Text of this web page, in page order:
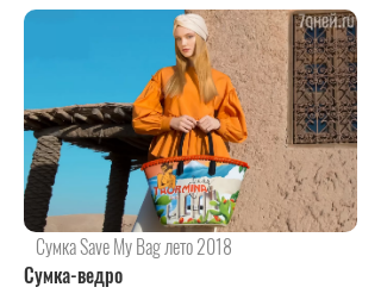
Сумка Save My Bag лето 2018
Сумка-ведро